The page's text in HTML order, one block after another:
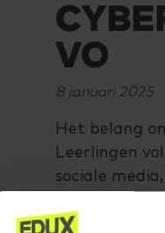
VO
8 januari 2025
Het belang
Leerlingen
sociale
de